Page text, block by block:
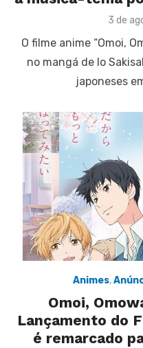
Posted
3 de
O filme anime “Omoi,
no mangá de Io
japoneses
Animes,
Omoi,
Lançamento do
é remarcado